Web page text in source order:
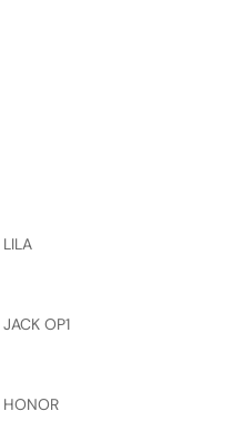
LILA
JACK OP1
HONOR